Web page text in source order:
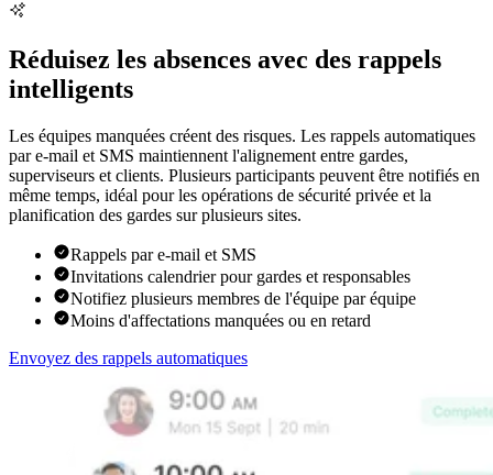
Réduisez les absences avec des rappels
intelligents
Les équipes manquées créent des risques. Les rappels automatiques
par e-mail et SMS maintiennent l'alignement entre gardes,
superviseurs et clients. Plusieurs participants peuvent être notifiés en
même temps, idéal pour les opérations de sécurité privée et la
planification des gardes sur plusieurs sites.
Rappels par e-mail et SMS
Invitations calendrier pour gardes et responsables
Notifiez plusieurs membres de l'équipe par équipe
Moins d'affectations manquées ou en retard
Envoyez des rappels automatiques